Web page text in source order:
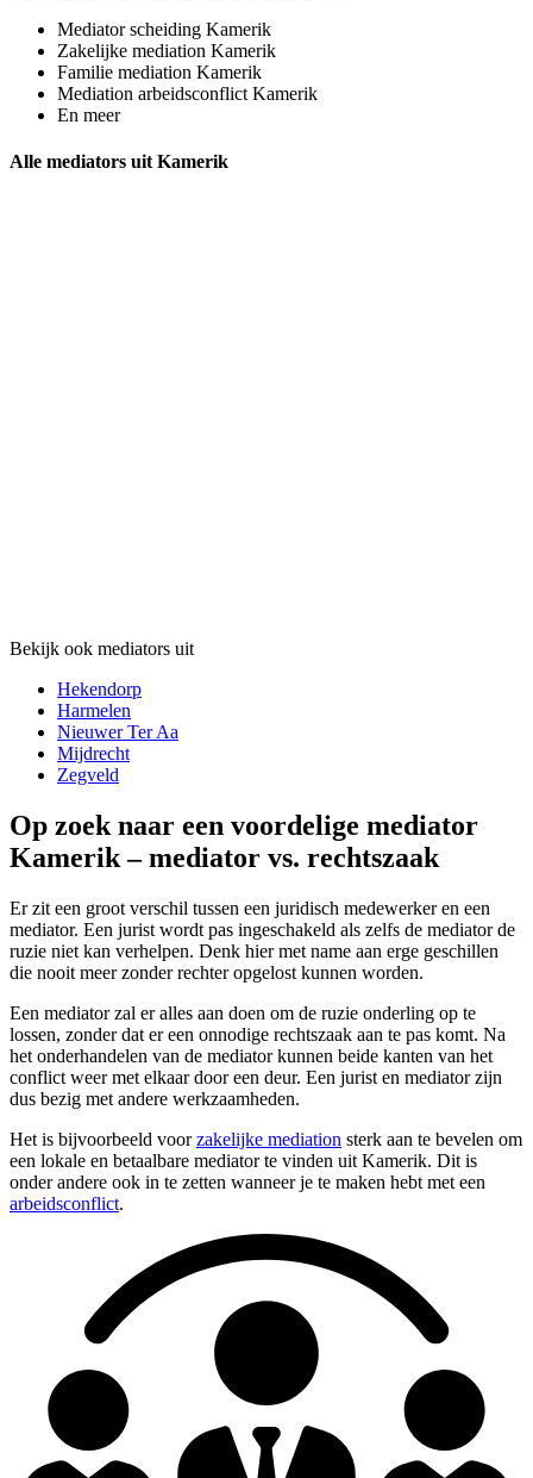
Mediator scheiding Kamerik
Zakelijke mediation Kamerik
Familie mediation Kamerik
Mediation arbeidsconflict Kamerik
En meer
Alle mediators uit Kamerik
Bekijk ook mediators uit
Hekendorp
Harmelen
Nieuwer Ter Aa
Mijdrecht
Zegveld
Op zoek naar een voordelige mediator
Kamerik – mediator vs. rechtszaak
Er zit een groot verschil tussen een juridisch medewerker en een
mediator. Een jurist wordt pas ingeschakeld als zelfs de mediator de
ruzie niet kan verhelpen. Denk hier met name aan erge geschillen
die nooit meer zonder rechter opgelost kunnen worden.
Een mediator zal er alles aan doen om de ruzie onderling op te
lossen, zonder dat er een onnodige rechtszaak aan te pas komt. Na
het onderhandelen van de mediator kunnen beide kanten van het
conflict weer met elkaar door een deur. Een jurist en mediator zijn
dus bezig met andere werkzaamheden.
Het is bijvoorbeeld voorzakelijke mediation sterk aan te bevelen om
een lokale en betaalbare mediator te vinden uit Kamerik. Dit is
onder andere ook in te zetten wanneer je te maken hebt met een
arbeidsconflict.